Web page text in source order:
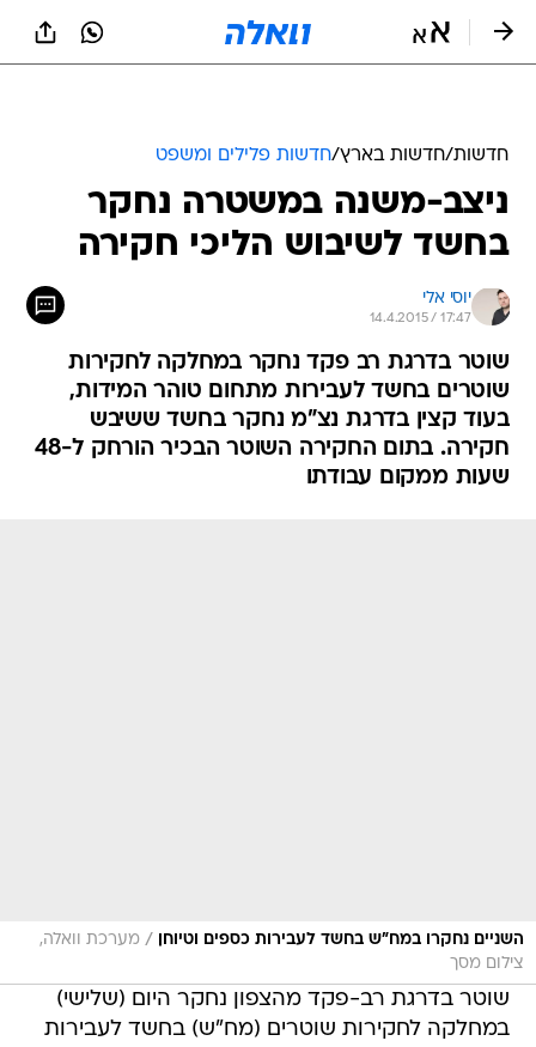
חדשות/חדשות בארץ/חדשות פלילים ומשפט
ניצב-משנה במשטרה נחקר
בחשד לשיבוש הליכי חקירה
יוסי אלי
14.4.2015 / 17:47
שוטר בדרגת רב פקד נחקר במחלקה לחקירות
שוטרים בחשד לעבירות מתחום טוהר המידות,
בעוד קצין בדרגת נצ"מ נחקר בחשד ששיבש
חקירה. בתום החקירה השוטר הבכיר הורחק ל-48
שעות ממקום עבודתו
השניים נחקרו במח"ש בחשד לעבירות כספים וטיוחן / מערכת וואלה,
צילום מסך
שוטר בדרגת רב-פקד מהצפון נחקר היום (שלישי)
במחלקה לחקירות שוטרים (מח"ש) בחשד לעבירות